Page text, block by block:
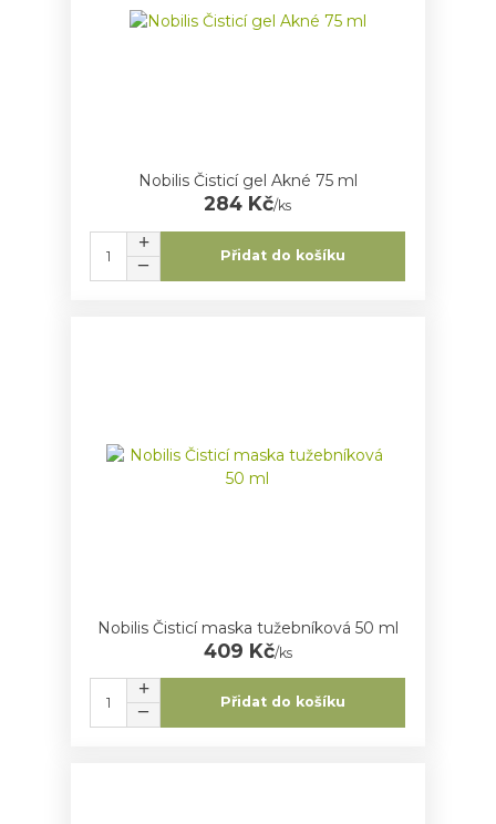
Nobilis Čisticí gel Akné 75 ml
284 Kč/ks
Přidat do košíku
Nobilis Čisticí maska tužebníková 50 ml
409 Kč/ks
Přidat do košíku